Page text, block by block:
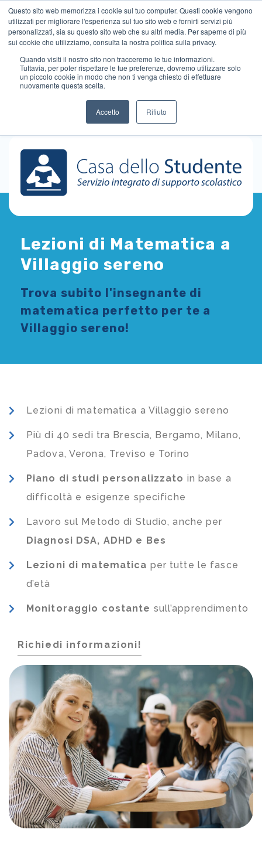
Questo sito web memorizza i cookie sul tuo computer. Questi cookie vengono
utilizzati per migliorare l'esperienza sul tuo sito web e fornirti servizi più
personalizzati, sia su questo sito web che su altri media. Per saperne di più
sui cookie che utilizziamo, consulta la nostra politica sulla privacy.
Quando visiti il ​​nostro sito non tracceremo le tue informazioni.
Tuttavia, per poter rispettare le tue preferenze, dovremo utilizzare solo
un piccolo cookie in modo che non ti venga chiesto di effettuare
nuovamente questa scelta.
Accetto Rifiuto
Lezioni di Matematica a
Villaggio sereno
Trova subito l'insegnante di
matematica perfetto per te a
Villaggio sereno!
Lezioni di matematica a Villaggio sereno
Più di 40 sedi tra Brescia, Bergamo, Milano,
Padova, Verona, Treviso e Torino
Piano di studi personalizzato in base a
difficoltà e esigenze specifiche
Lavoro sul Metodo di Studio, anche per
Diagnosi DSA, ADHD e Bes
Lezioni di matematica per tutte le fasce
d’età
Monitoraggio costante sull’apprendimento
Richiedi informazioni!